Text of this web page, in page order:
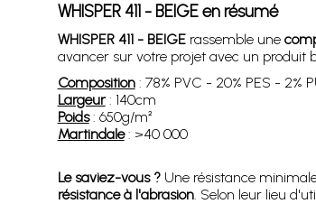
WHISPER 411 - BEIGE en résumé
WHISPER 411 - BEIGErassemble une
avancer sur votre projet avec un produit
Composition: 78% PVC - 20% PES - 2%
Largeur: 140cm
Poids: 650g/m²
Martindale: >40 000
Le saviez-vous ?Une résistance
résistance à l'abrasion. Selon leur lieu